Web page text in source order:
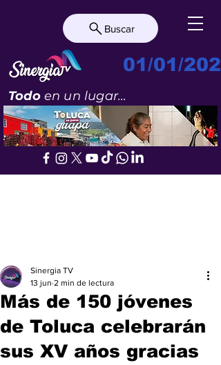
Buscar
01/01/
Todoen un lugar...
Más de 150 jóvenes
de Toluca celebrarán
sus XV años gracias
Sinergia TV
13 jun 2 min de lectura